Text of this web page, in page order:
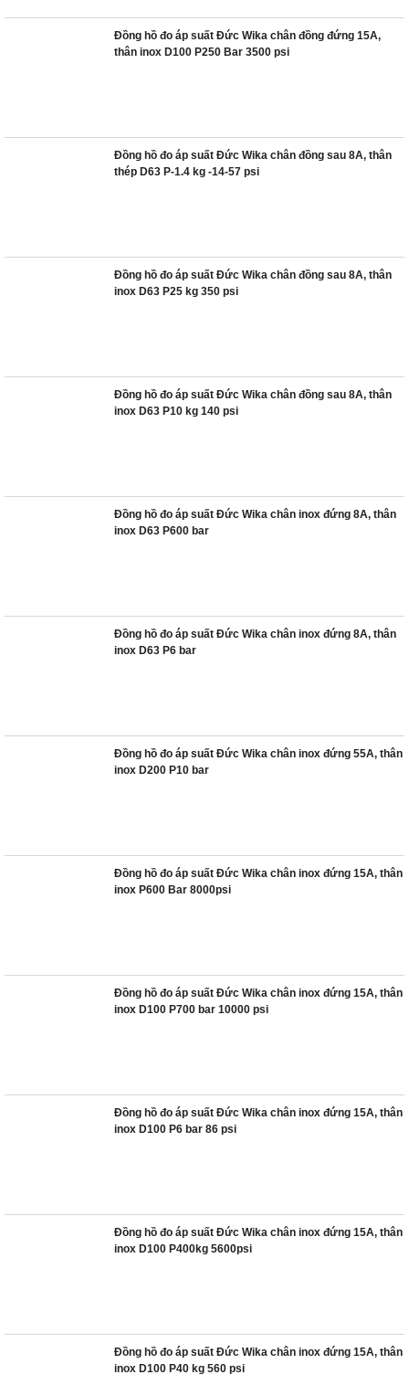
Đồng hồ đo áp suất Đức Wika chân đồng đứng 15A,
thân inox D100 P250 Bar 3500 psi
Đồng hồ đo áp suất Đức Wika chân đồng sau 8A, thân
thép D63 P-1.4 kg -14-57 psi
Đồng hồ đo áp suất Đức Wika chân đồng sau 8A, thân
inox D63 P25 kg 350 psi
Đồng hồ đo áp suất Đức Wika chân đồng sau 8A, thân
inox D63 P10 kg 140 psi
Đồng hồ đo áp suất Đức Wika chân inox đứng 8A, thân
inox D63 P600 bar
Đồng hồ đo áp suất Đức Wika chân inox đứng 8A, thân
inox D63 P6 bar
Đồng hồ đo áp suất Đức Wika chân inox đứng 55A, thân
inox D200 P10 bar
Đồng hồ đo áp suất Đức Wika chân inox đứng 15A, thân
inox P600 Bar 8000psi
Đồng hồ đo áp suất Đức Wika chân inox đứng 15A, thân
inox D100 P700 bar 10000 psi
Đồng hồ đo áp suất Đức Wika chân inox đứng 15A, thân
inox D100 P6 bar 86 psi
Đồng hồ đo áp suất Đức Wika chân inox đứng 15A, thân
inox D100 P400kg 5600psi
Đồng hồ đo áp suất Đức Wika chân inox đứng 15A, thân
inox D100 P40 kg 560 psi